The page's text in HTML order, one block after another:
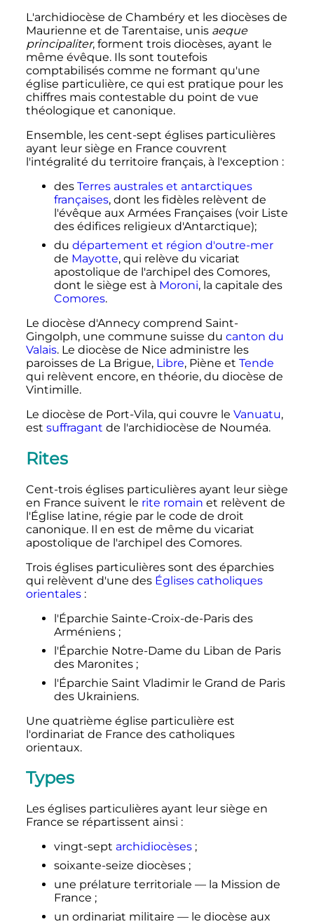
L'archidiocèse de Chambéry et les diocèses de
Maurienne et de Tarentaise, unis aeque
principaliter, forment trois diocèses, ayant le
même évêque. Ils sont toutefois
comptabilisés comme ne formant qu'une
église particulière, ce qui est pratique pour les
chiffres mais contestable du point de vue
théologique et canonique.
Ensemble, les cent-sept églises particulières
ayant leur siège en France couvrent
l'intégralité du territoire français, à l'exception :
des Terres australes et antarctiques
françaises, dont les fidèles relèvent de
l'évêque aux Armées Françaises (voir Liste
des édifices religieux d'Antarctique);
du département et région d'outre-mer
de Mayotte, qui relève du vicariat
apostolique de l'archipel des Comores,
dont le siège est à Moroni, la capitale des
Comores.
Le diocèse d'Annecy comprend Saint-
Gingolph, une commune suisse du canton du
Valais. Le diocèse de Nice administre les
paroisses de La Brigue, Libre, Piène et Tende
qui relèvent encore, en théorie, du diocèse de
Vintimille.
Le diocèse de Port-Vila, qui couvre le Vanuatu,
est suffragant de l'archidiocèse de Nouméa.
Rites
Cent-trois églises particulières ayant leur siège
en France suivent le rite romain et relèvent de
l'Église latine, régie par le code de droit
canonique. Il en est de même du vicariat
apostolique de l'archipel des Comores.
Trois églises particulières sont des éparchies
qui relèvent d'une des Églises catholiques
orientales :
l'Éparchie Sainte-Croix-de-Paris des
Arméniens ;
l'Éparchie Notre-Dame du Liban de Paris
des Maronites ;
l'Éparchie Saint Vladimir le Grand de Paris
des Ukrainiens.
Une quatrième église particulière est
l'ordinariat de France des catholiques
orientaux.
Types
Les églises particulières ayant leur siège en
France se répartissent ainsi :
vingt-sept archidiocèses ;
soixante-seize diocèses ;
une prélature territoriale — la Mission de
France ;
un ordinariat militaire — le diocèse aux